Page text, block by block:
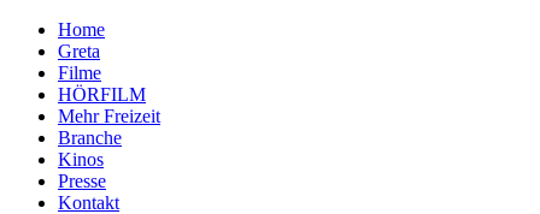
Home
Greta
Filme
HÖRFILM
Mehr Freizeit
Branche
Kinos
Presse
Kontakt